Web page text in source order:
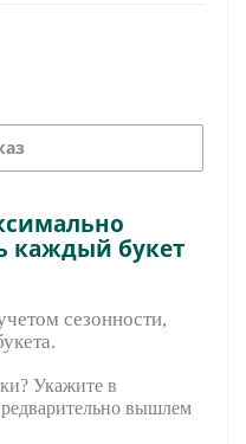
каждый букет
сезонности,
Укажите в
вышлем